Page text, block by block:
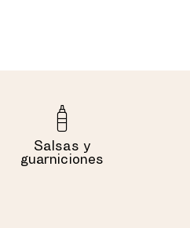
Salsas y
guarniciones